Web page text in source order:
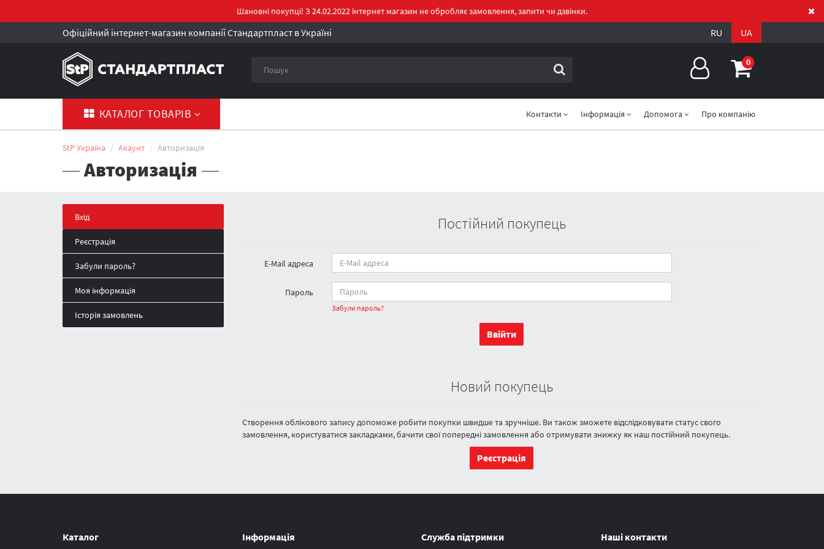
Шановні покупці! З 24.02.2022 інтернет магазин не обробляє замовлення, запити чи дзвінки.
Офіційний інтернет-магазин компанії Стандартпласт в Україні RU UA
0
КАТАЛОГ ТОВАРІВ Контакти Інформація Допомога Про компанію
StP Україна Акаунт Авторизація
Авторизація
Вхід
Реєстрація
Забули пароль?
Моя інформація
Історія замовлень
Постійний покупець
E-Mail адреса
Пароль
Забули пароль?
Новий покупець
Створення облікового запису допоможе робити покупки швидше та зручніше. Ви також зможете відслідковувати статус свого
замовлення, користуватися закладками, бачити свої попередні замовлення або отримувати знижку як наш постійний покупець.
Реєстрація
Каталог Інформація Служба підтримки Наші контакти